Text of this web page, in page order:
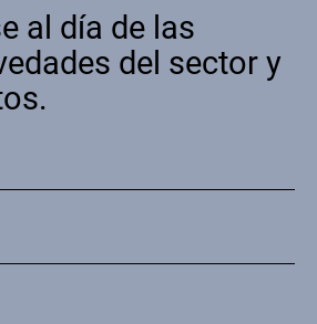
al día de las
del sector y